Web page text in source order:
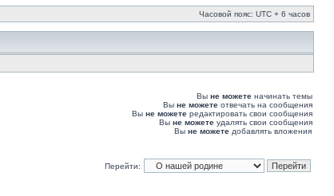
Часовой пояс: UTC + 6 часов
Вы не можете начинать темы
Вы не можете отвечать на сообщения
Вы не можете редактировать свои сообщения
Вы не можете удалять свои сообщения
Вы не можете добавлять вложения
Перейти: